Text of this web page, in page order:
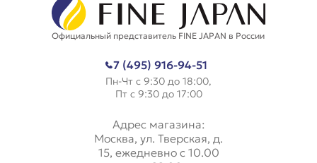
Официальный представитель FINE JAPAN в России
7 (495) 916-94-51
Пн-Чт с 9:30 до 18:00,
Пт с 9:30 до 17:00
Адрес магазина:
Москва, ул. Тверская, д.
15, ежедневно с 10.00